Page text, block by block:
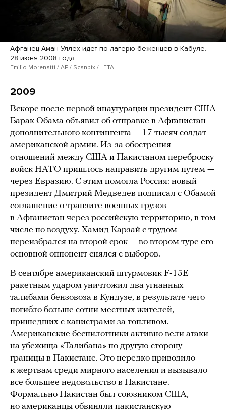
Афганец Аман Уллех идет по лагерю беженцев в Кабуле.
28 июня 2008 года
Emilio Morenatti / AP / Scanpix / LETA
2009
Вскоре после первой инаугурации президент США
Барак Обама объявил об отправке в Афганистан
дополнительного контингента — 17 тысяч солдат
американской армии. Из-за обострения
отношений между США и Пакистаном переброску
войск НАТО пришлось направить другим путем —
через Евразию. С этим помогла Россия: новый
президент Дмитрий Медведев подписал с Обамой
соглашение о транзите военных грузов
в Афганистан через российскую территорию, в том
числе по воздуху. Хамид Карзай с трудом
переизбрался на второй срок — во втором туре его
основной оппонент снялся с выборов.
В сентябре американский штурмовик F-15E
ракетным ударом уничтожил два угнанных
талибами бензовоза в Кундузе, в результате чего
погибло больше сотни местных жителей,
пришедших с канистрами за топливом.
Американские беспилотники активно вели атаки
на убежища «Талибана» по другую сторону
границы в Пакистане. Это нередко приводило
к жертвам среди мирного населения и вызывало
все большее недовольство в Пакистане.
Формально Пакистан был союзником США,
но американцы обвиняли пакистанскую